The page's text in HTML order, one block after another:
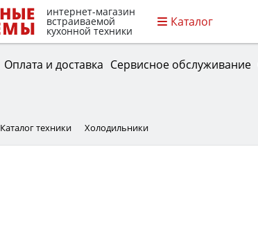
интернет-магазин
встраиваемой
кухонной техники
Каталог
Оплата и доставка Сервисное обслуживание
Каталог техники Холодильники